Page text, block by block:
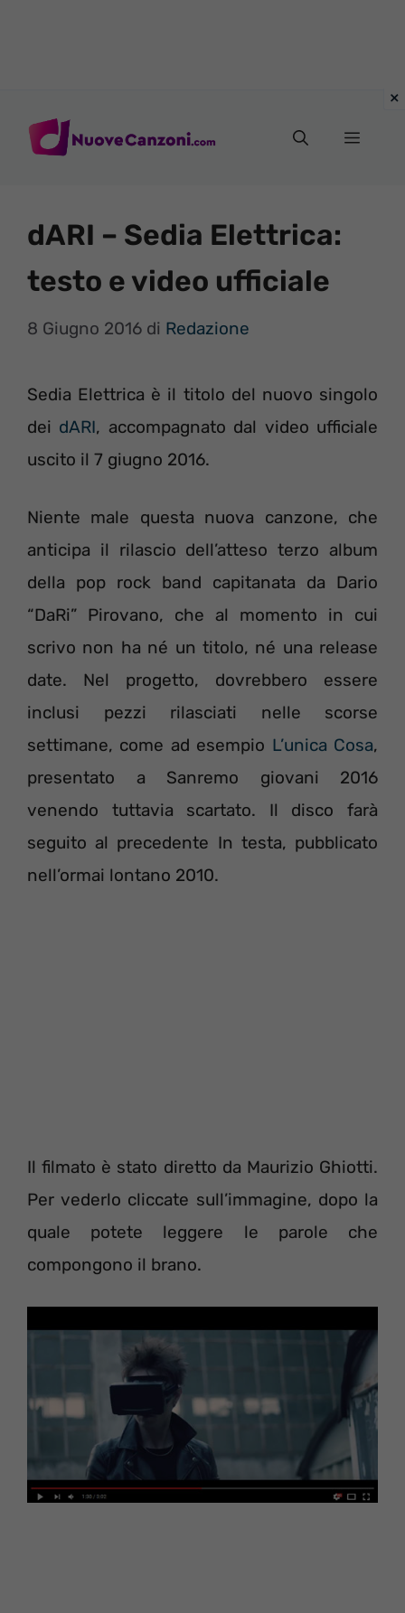
Menu
dARI – Sedia Elettrica:
testo e video ufficiale
8 Giugno 2016 di Redazione
Sedia Elettrica è il titolo del nuovo singolo
dei dARI, accompagnato dal video ufficiale
uscito il 7 giugno 2016.
Niente male questa nuova canzone, che
anticipa il rilascio dell’atteso terzo album
della pop rock band capitanata da Dario
“DaRi” Pirovano, che al momento in cui
scrivo non ha né un titolo, né una release
date. Nel progetto, dovrebbero essere
inclusi pezzi rilasciati nelle scorse
settimane, come ad esempio L’unica Cosa,
presentato a Sanremo giovani 2016
venendo tuttavia scartato. Il disco farà
seguito al precedente In testa, pubblicato
nell’ormai lontano 2010.
Il filmato è stato diretto da Maurizio Ghiotti.
Per vederlo cliccate sull’immagine, dopo la
quale potete leggere le parole che
compongono il brano.